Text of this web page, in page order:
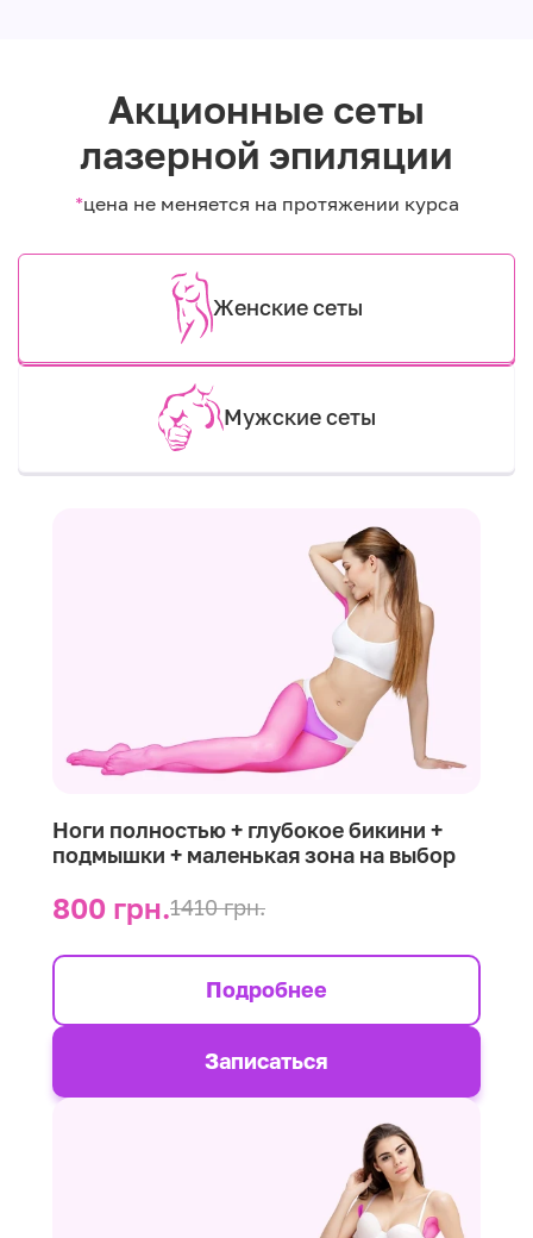
Акционные сеты
лазерной эпиляции
*цена не меняется на протяжении курса
Женские сеты
Мужские сеты
Ноги полностью + глубокое бикини +
подмышки + маленькая зона на выбор
800 грн.1410 грн.
Подробнее
Записаться